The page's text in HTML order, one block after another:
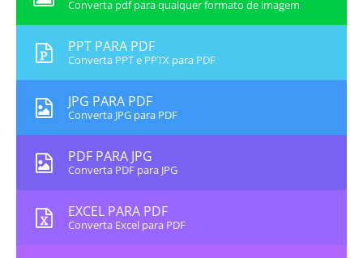
Converta pdf para qualquer formato de imagem
PPT PARA PDF
Converta PPT e PPTX para PDF
JPG PARA PDF
Converta JPG para PDF
PDF PARA JPG
Converta PDF para JPG
EXCEL PARA PDF
Converta Excel para PDF